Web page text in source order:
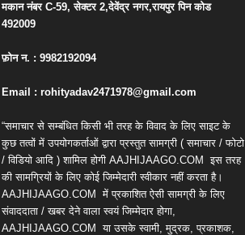
मकान नंबरC-59,सेक्टर2,देवेंद्र नगर,रायपुर पिन कोड
492009
फ़ोन न. : 9982192094
Email : rohityadav2471978@gmail.com
“समाचार से सम्बंधित किसी भी तरह के विवाद के लिए साइट के
कुछ तत्वों में उपयोगकर्ताओं द्वारा प्रस्तुत सामग्री ( समाचार / फोटो
/ विडियो आदि ) शामिल होगी AAJHIJAAGO.COM इस तरह
की सामग्रियों के लिए कोई जिम्मेदारी स्वीकार नहीं करता है।
AAJHIJAAGO.COM में प्रकाशित ऐसी सामग्री के लिए
संवाददाता / खबर देने वाला स्वयं जिम्मेदार होगा,
AAJHIJAAGO.COM
या उसके स्वामी, मुद्रक, प्रकाशक,